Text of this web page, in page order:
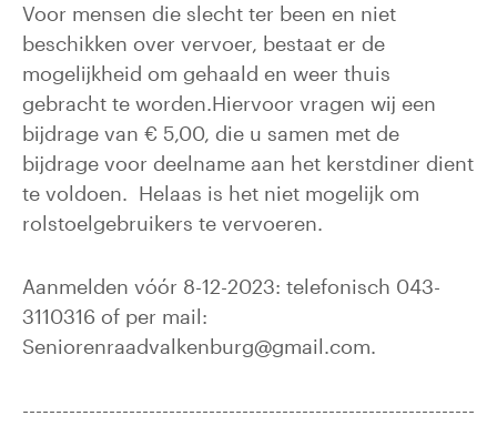
Voor mensen die slecht ter been en niet
beschikken over vervoer, bestaat er de
mogelijkheid om gehaald en weer thuis
gebracht te worden.Hiervoor vragen wij een
bijdrage van € 5,00, die u samen met de
bijdrage voor deelname aan het kerstdiner dient
te voldoen. Helaas is het niet mogelijk om
rolstoelgebruikers te vervoeren.
Aanmelden vóór 8-12-2023: telefonisch 043-
3110316 of per mail:
Seniorenraadvalkenburg@gmail.com.
--------------------------------------------------------------------